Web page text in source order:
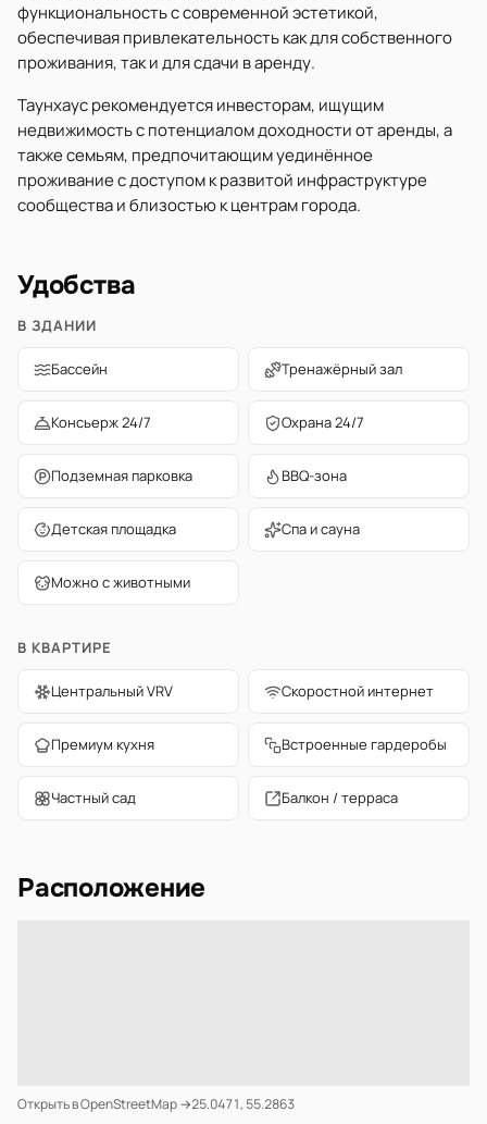
функциональность с современной эстетикой,
обеспечивая привлекательность как для собственного
проживания, так и для сдачи в аренду.
Таунхаус рекомендуется инвесторам, ищущим
недвижимость с потенциалом доходности от аренды, а
также семьям, предпочитающим уединённое
проживание с доступом к развитой инфраструктуре
сообщества и близостью к центрам города.
Удобства
В ЗДАНИИ
Бассейн Тренажёрный зал
Консьерж 24/7 Охрана 24/7
Подземная парковка BBQ-зона
Детская площадка Спа и сауна
Можно с животными
В КВАРТИРЕ
Центральный VRV Скоростной интернет
Премиум кухня Встроенные гардеробы
Частный сад Балкон / терраса
Расположение
Открыть в OpenStreetMap →25.0471, 55.2863